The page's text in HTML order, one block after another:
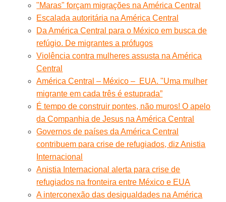
"Maras" forçam migrações na América Central
Escalada autoritária na América Central
Da América Central para o México em busca de
refúgio. De migrantes a prófugos
Violência contra mulheres assusta na América
Central
América Central – México – EUA. "Uma mulher
migrante em cada três é estuprada”
É tempo de construir pontes, não muros! O apelo
da Companhia de Jesus na América Central
Governos de países da América Central
contribuem para crise de refugiados, diz Anistia
Internacional
Anistia Internacional alerta para crise de
refugiados na fronteira entre México e EUA
A interconexão das desigualdades na América